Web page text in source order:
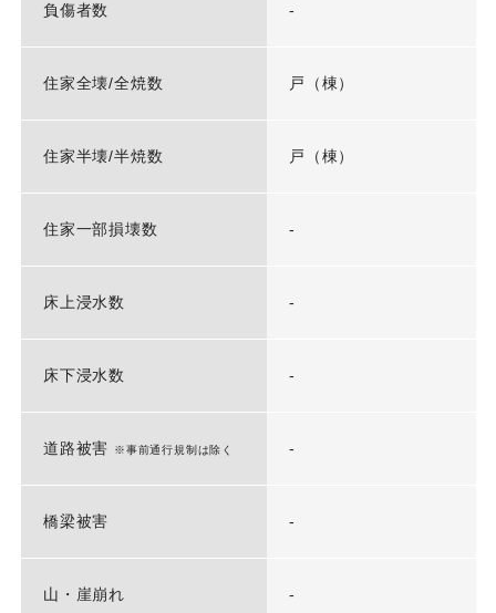
負傷者数 -
住家全壊/全焼数 戸（棟）
住家半壊/半焼数 戸（棟）
住家一部損壊数 -
床上浸水数 -
床下浸水数 -
道路被害 ※事前通行規制は除く -
橋梁被害 -
山・崖崩れ -